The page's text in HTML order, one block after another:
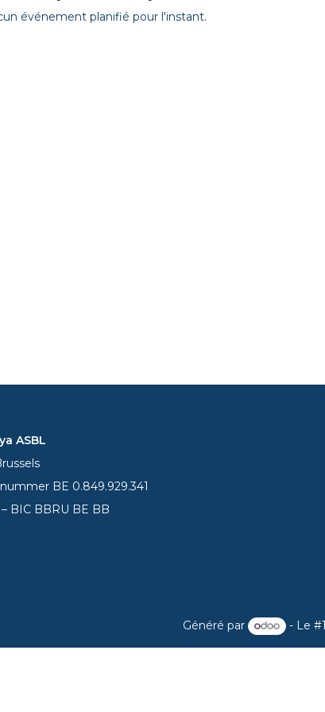
événement planifié pour l'instant.
ASBL
BE 0.849.929.341
– BIC BBRU BE BB
Généré par - Le #1